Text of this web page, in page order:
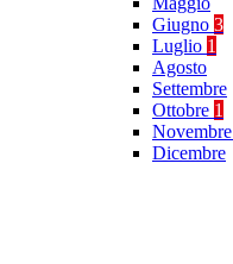
Giugno 3
Luglio 1
Agosto
Settembre
Ottobre 1
Novembre
Dicembre